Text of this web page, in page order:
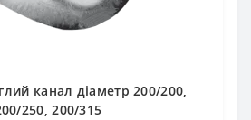
канал діаметр 200/200,
250, 200/315